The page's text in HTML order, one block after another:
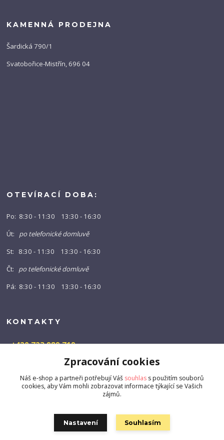
KAMENNÁ PRODEJNA
Šardická 790/1
Svatobořice-Mistřín, 696 04
OTEVÍRACÍ DOBA:
Po: 8:30 - 11:30 13:30 - 16:30
Út: po telefonické domluvě
St: 8:30 - 11:30 13:30 - 16:30
Čt: po telefonické domluvě
Pá: 8:30 - 11:30 13:30 - 16:30
KONTAKTY
+420 723 989 719
info@barny-shop.cz
Zpracování cookies
Náš e-shop a partneři potřebují Váš souhlas s použitím souborů
cookies, aby Vám mohli zobrazovat informace týkající se Vašich
zájmů.
Nastavení Souhlasím